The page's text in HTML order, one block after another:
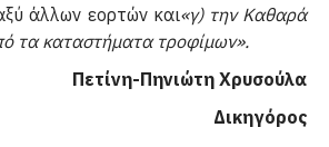
άλλων εορτών και«γ) την Καθαρά
τα καταστήματα τροφίμων».
Πετίνη-Πηνιώτη Χρυσούλα
Δικηγόρος